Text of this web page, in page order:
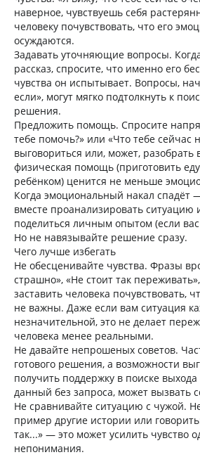
наверное, чувствуешь себя
человеку почувствовать, что его
осуждаются.
Задавать уточняющие вопросы.
рассказ, спросите, что именно его
чувства он испытывает. Вопросы,
если», могут мягко подтолкнуть к
решения.
Предложить помощь. Спросите
тебе помочь?» или «Что тебе сейчас
выговориться или, может, разобрать
физическая помощь (приготовить
ребёнком) ценится не меньше
Когда эмоциональный накал спадёт
вместе проанализировать ситуацию
поделиться личным опытом (если
Но не навязывайте решение сразу.
Чего лучше избегать
Не обесценивайте чувства. Фразы
страшно», «Не стоит так
заставить человека почувствовать,
не важны. Даже если вам ситуация
незначительной, это не делает
человека менее реальными.
Не давайте непрошеных советов.
готового решения, а возможности
получить поддержку в поиске
данный без запроса, может вызвать
Не сравнивайте ситуацию с чужой.
пример другие истории или
так...» — это может усилить чувство
непонимания.